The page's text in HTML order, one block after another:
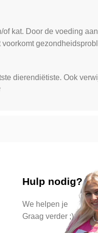
kat. Door de voeding
dierendiëtiste. Ook
Hulp nodig?
We helpen je
Graag verder ;)